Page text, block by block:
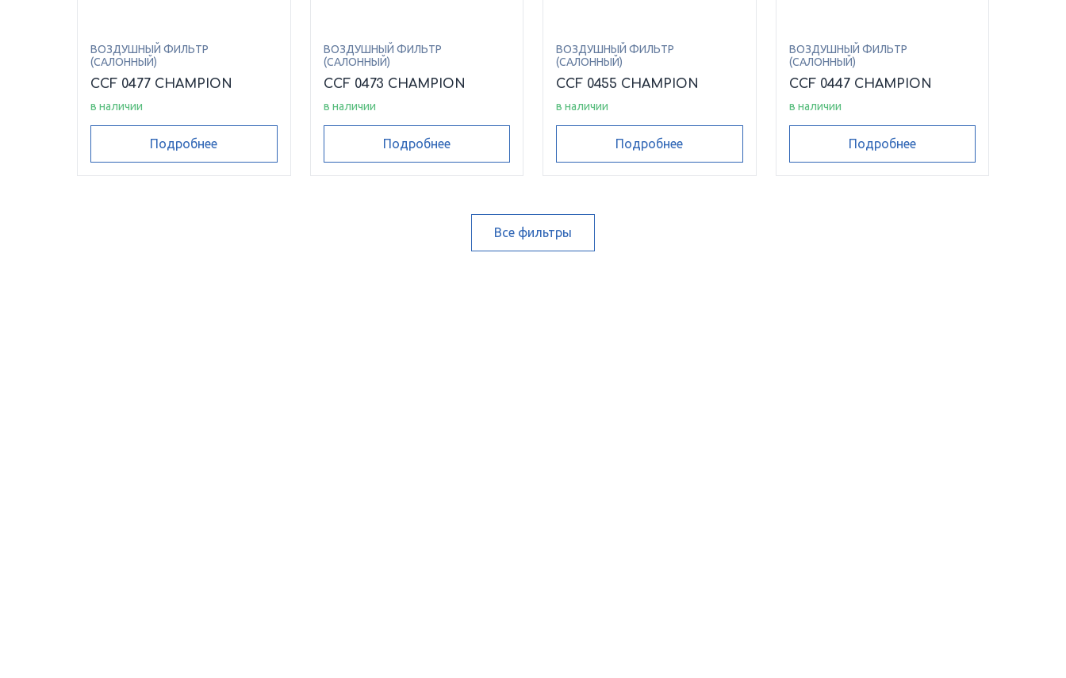
ВОЗДУШНЫЙ ФИЛЬТР
(САЛОННЫЙ)
CCF 0477 CHAMPION
в наличии
Подробнее
ВОЗДУШНЫЙ ФИЛЬТР
(САЛОННЫЙ)
CCF 0473 CHAMPION
в наличии
Подробнее
ВОЗДУШНЫЙ ФИЛЬТР
(САЛОННЫЙ)
CCF 0455 CHAMPION
в наличии
Подробнее
ВОЗДУШНЫЙ ФИЛЬТР
(САЛОННЫЙ)
CCF 0447 CHAMPION
в наличии
Подробнее
Все фильтры